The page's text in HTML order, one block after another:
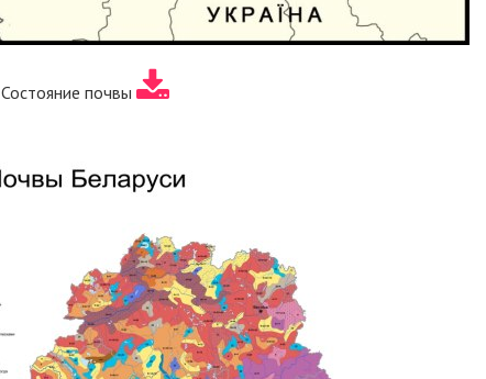
Состояние почвы